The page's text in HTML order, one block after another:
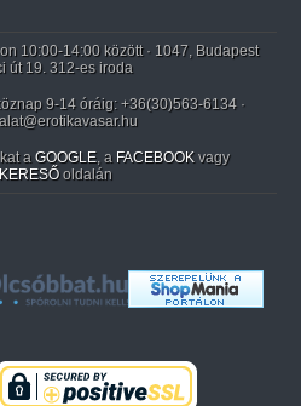
10:00-14:00 között · 1047, Budapest
út 19. 312-es iroda
9-14 óráig: +36(30)563-6134 ·
a GOOGLE, a FACEBOOK vagy
oldalán